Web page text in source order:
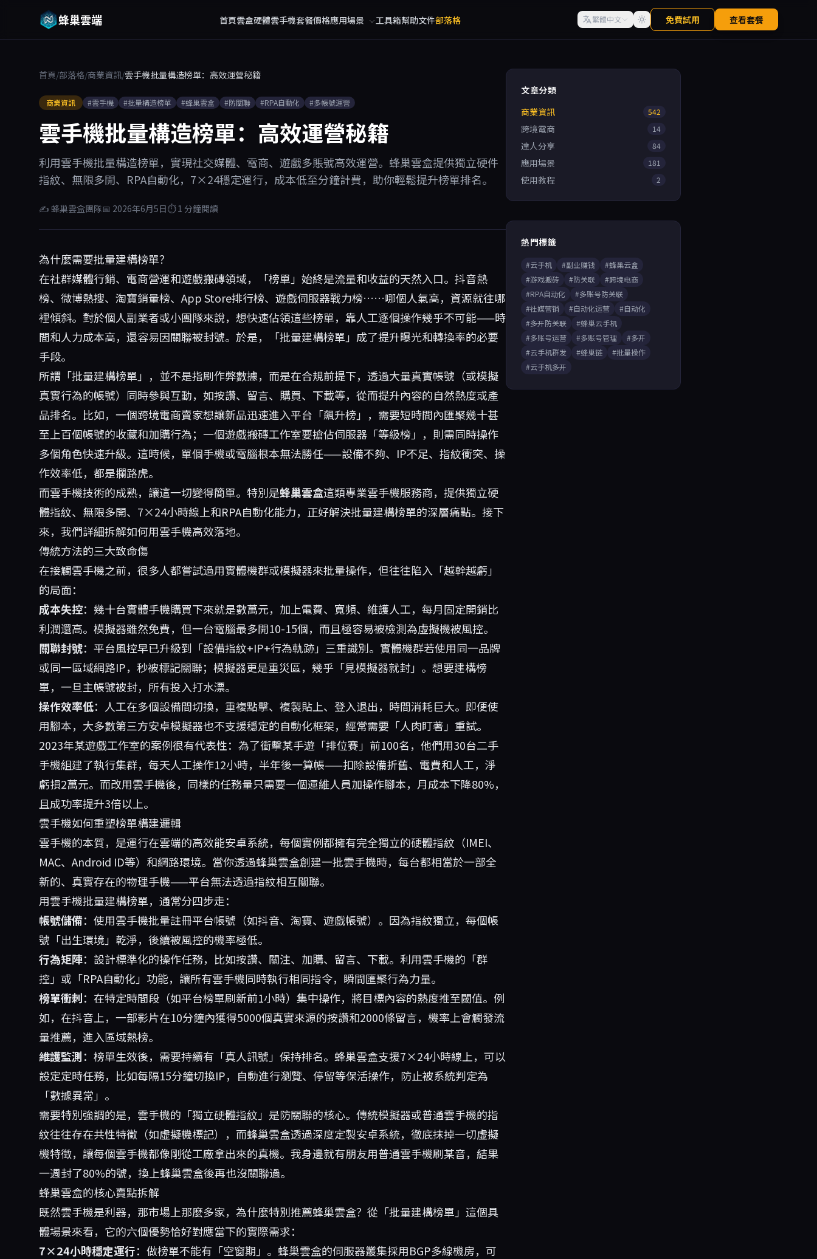
蜂巢雲端 首頁雲盒硬體雲手機套餐價格應用場景 工具箱幫助文件部落格 繁體中文 免費試用 查看套餐
首頁/部落格/商業資訊/雲手機批量構造榜單：高效運營秘籍
商業資訊 #雲手機 #批量構造榜單 #蜂巢雲盒 #防關聯 #RPA自動化 #多帳號運營
雲手機批量構造榜單：高效運營秘籍
利用雲手機批量構造榜單，實現社交媒體、電商、遊戲多賬號高效運營。蜂巢雲盒提供獨立硬件
指紋、無限多開、RPA自動化，7×24穩定運行，成本低至分鐘計費，助你輕鬆提升榜單排名。
✍ 蜂巢雲盒團隊📅 2026年6月5日⏱ 1 分鐘閱讀
為什麼需要批量建構榜單？
在社群媒體行銷、電商營運和遊戲搬磚領域，「榜單」始終是流量和收益的天然入口。抖音熱
榜、微博熱搜、淘寶銷量榜、App Store排行榜、遊戲伺服器戰力榜……哪個人氣高，資源就往哪
裡傾斜。對於個人副業者或小團隊來說，想快速佔領這些榜單，靠人工逐個操作幾乎不可能——時
間和人力成本高，還容易因關聯被封號。於是，「批量建構榜單」成了提升曝光和轉換率的必要
手段。
所謂「批量建構榜單」，並不是指刷作弊數據，而是在合規前提下，透過大量真實帳號（或模擬
真實行為的帳號）同時參與互動，如按讚、留言、購買、下載等，從而提升內容的自然熱度或產
品排名。比如，一個跨境電商賣家想讓新品迅速進入平台「飆升榜」，需要短時間內匯聚幾十甚
至上百個帳號的收藏和加購行為；一個遊戲搬磚工作室要搶佔伺服器「等級榜」，則需同時操作
多個角色快速升級。這時候，單個手機或電腦根本無法勝任——設備不夠、IP不足、指紋衝突、操
作效率低，都是攔路虎。
而雲手機技術的成熟，讓這一切變得簡單。特別是蜂巢雲盒這類專業雲手機服務商，提供獨立硬
體指紋、無限多開、7×24小時線上和RPA自動化能力，正好解決批量建構榜單的深層痛點。接下
來，我們詳細拆解如何用雲手機高效落地。
傳統方法的三大致命傷
在接觸雲手機之前，很多人都嘗試過用實體機群或模擬器來批量操作，但往往陷入「越幹越虧」
的局面：
成本失控：幾十台實體手機購買下來就是數萬元，加上電費、寬頻、維護人工，每月固定開銷比
利潤還高。模擬器雖然免費，但一台電腦最多開10-15個，而且極容易被檢測為虛擬機被風控。
關聯封號：平台風控早已升級到「設備指紋+IP+行為軌跡」三重識別。實體機群若使用同一品牌
或同一區域網路IP，秒被標記關聯；模擬器更是重災區，幾乎「見模擬器就封」。想要建構榜
單，一旦主帳號被封，所有投入打水漂。
操作效率低：人工在多個設備間切換，重複點擊、複製貼上、登入退出，時間消耗巨大。即便使
用腳本，大多數第三方安卓模擬器也不支援穩定的自動化框架，經常需要「人肉盯著」重試。
2023年某遊戲工作室的案例很有代表性：為了衝擊某手遊「排位賽」前100名，他們用30台二手
手機組建了執行集群，每天人工操作12小時，半年後一算帳——扣除設備折舊、電費和人工，淨
虧損2萬元。而改用雲手機後，同樣的任務量只需要一個運維人員加操作腳本，月成本下降80%，
且成功率提升3倍以上。
雲手機如何重塑榜單構建邏輯
雲手機的本質，是運行在雲端的高效能安卓系統，每個實例都擁有完全獨立的硬體指紋（IMEI、
MAC、Android ID等）和網路環境。當你透過蜂巢雲盒創建一批雲手機時，每台都相當於一部全
新的、真實存在的物理手機——平台無法透過指紋相互關聯。
用雲手機批量建構榜單，通常分四步走：
帳號儲備：使用雲手機批量註冊平台帳號（如抖音、淘寶、遊戲帳號）。因為指紋獨立，每個帳
號「出生環境」乾淨，後續被風控的機率極低。
行為矩陣：設計標準化的操作任務，比如按讚、關注、加購、留言、下載。利用雲手機的「群
控」或「RPA自動化」功能，讓所有雲手機同時執行相同指令，瞬間匯聚行為力量。
榜單衝刺：在特定時間段（如平台榜單刷新前1小時）集中操作，將目標內容的熱度推至閾值。例
如，在抖音上，一部影片在10分鐘內獲得5000個真實來源的按讚和2000條留言，機率上會觸發流
量推薦，進入區域熱榜。
維護監測：榜單生效後，需要持續有「真人訊號」保持排名。蜂巢雲盒支援7×24小時線上，可以
設定定時任務，比如每隔15分鐘切換IP，自動進行瀏覽、停留等保活操作，防止被系統判定為
「數據異常」。
需要特別強調的是，雲手機的「獨立硬體指紋」是防關聯的核心。傳統模擬器或普通雲手機的指
紋往往存在共性特徵（如虛擬機標記），而蜂巢雲盒透過深度定製安卓系統，徹底抹掉一切虛擬
機特徵，讓每個雲手機都像剛從工廠拿出來的真機。我身邊就有朋友用普通雲手機刷某音，結果
一週封了80%的號，換上蜂巢雲盒後再也沒關聯過。
蜂巢雲盒的核心賣點拆解
既然雲手機是利器，那市場上那麼多家，為什麼特別推薦蜂巢雲盒？從「批量建構榜單」這個具
體場景來看，它的六個優勢恰好對應當下的實際需求：
7×24小時穩定運行：做榜單不能有「空窗期」。蜂巢雲盒的伺服器叢集採用BGP多線機房，可
文章分類
商業資訊
542
跨境電商 14
達人分享 84
應用場景 181
使用教程 2
熱門標籤
#云手机 #副业赚钱
#蜂巢云盒
#游戏搬砖
#防关联
#跨境电商
#RPA自动化
#多账号防关联
#社媒营销
#自动化运营
#自动化
#多开防关联
#蜂巢云手机
#多账号运营
#多账号管理
#多开
#云手机群发
#蜂巢链
#批量操作
#云手机多开